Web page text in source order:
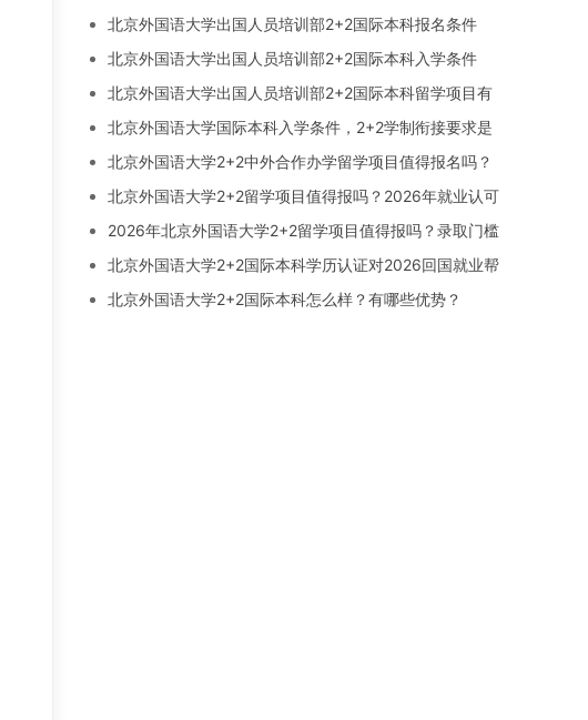
北京外国语大学出国人员培训部2+2国际本科报名条件
北京外国语大学出国人员培训部2+2国际本科入学条件
北京外国语大学出国人员培训部2+2国际本科留学项目有
北京外国语大学国际本科入学条件，2+2学制衔接要求是
北京外国语大学2+2中外合作办学留学项目值得报名吗？
北京外国语大学2+2留学项目值得报吗？2026年就业认可
2026年北京外国语大学2+2留学项目值得报吗？录取门槛
北京外国语大学2+2国际本科学历认证对2026回国就业帮
北京外国语大学2+2国际本科怎么样？有哪些优势？